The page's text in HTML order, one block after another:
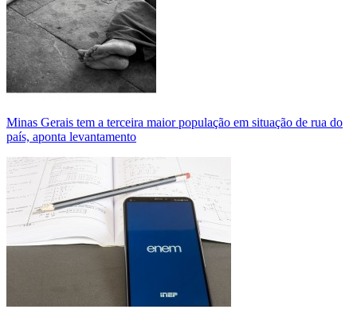
Minas Gerais tem a terceira maior população em situação de rua do
país, aponta levantamento